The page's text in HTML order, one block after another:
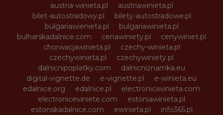
austria-winieta.pl
austriawinieta.pl
bilet-autostradowy.pl
bilety-autostradowe.pl
bulgariawienieta.pl
bulgariawinieta.pl
bulharskadalnice.com
cenawiniety.pl
cenywiniet.pl
chorwacjawinieta.pl
czechy-winieta.pl
czechywinieta.pl
czechywiniety.pl
dalnicnipoplatky.com
dalnicniznamka.eu
digital-vignette.de
e-vignette.pl
e-winieta.eu
edalnice.org
edalnice.pl
electronicavinieta.com
electroniceviniete.com
estoniawinieta.pl
estonskadalnice.com
ewinieta.pl
info365.pl